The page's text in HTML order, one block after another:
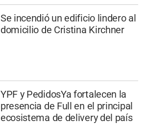
Se incendió un edificio lindero al
domicilio de Cristina Kirchner
YPF y PedidosYa fortalecen la
presencia de Full en el principal
ecosistema de delivery del país